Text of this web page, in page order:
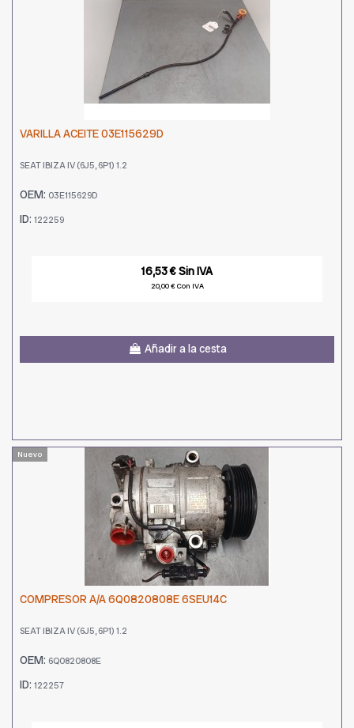
VARILLA ACEITE 03E115629D
SEAT IBIZA IV (6J5, 6P1) 1.2
OEM: 03E115629D
ID: 122259
16,53 € Sin IVA
20,00 € Con IVA
Añadir a la cesta
Nuevo
COMPRESOR A/A 6Q0820808E 6SEU14C
SEAT IBIZA IV (6J5, 6P1) 1.2
OEM: 6Q0820808E
ID: 122257